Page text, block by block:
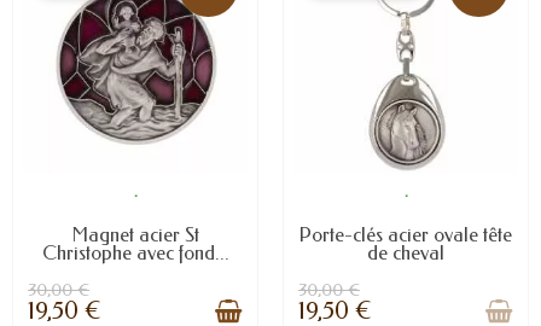
.
Magnet acier St
Christophe avec fond...
30,00 €
19,50 €
.
Porte-clés acier ovale tête
de cheval
30,00 €
19,50 €